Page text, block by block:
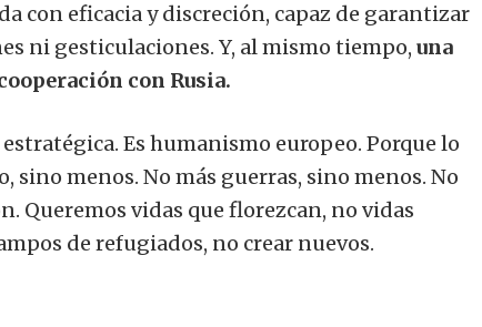
con eficacia y discreción, capaz de garantizar
ni gesticulaciones. Y, al mismo tiempo, una
con Rusia.
Es humanismo europeo. Porque lo
sino menos. No más guerras, sino menos. No
Queremos vidas que florezcan, no vidas
de refugiados, no crear nuevos.